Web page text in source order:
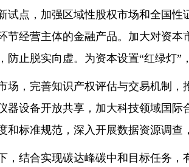
点，加强区域性股权市场和全国
经营主体的金融产品。加大对资
止脱实向虚。为资本设置“红绿灯”
场，完善知识产权评估与交易机制
设备开放共享，加大科技领域国
标准规范，深入开展数据资源调查
，结合实现碳达峰碳中和目标任务